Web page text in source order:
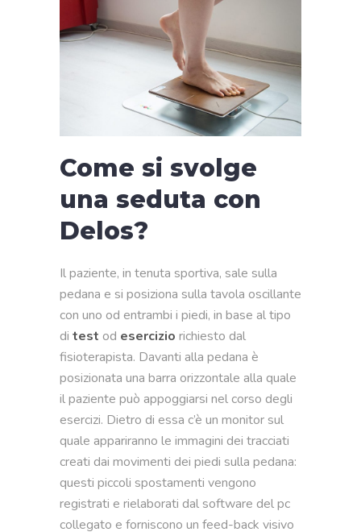
Come si svolge
una seduta con
Delos?
Il paziente, in tenuta sportiva, sale sulla
pedana e si posiziona sulla tavola oscillante
con uno od entrambi i piedi, in base al tipo
di test od esercizio richiesto dal
fisioterapista. Davanti alla pedana è
posizionata una barra orizzontale alla quale
il paziente può appoggiarsi nel corso degli
esercizi. Dietro di essa c’è un monitor sul
quale appariranno le immagini dei tracciati
creati dai movimenti dei piedi sulla pedana:
questi piccoli spostamenti vengono
registrati e rielaborati dal software del pc
collegato e forniscono un feed-back visivo